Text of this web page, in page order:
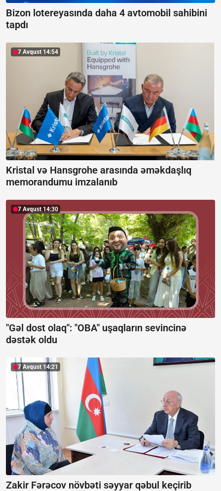
Bizon lotereyasında daha 4 avtomobil sahibini
tapdı
7 Avqust 14:54
Kristal və Hansgrohe arasında əməkdaşlıq
memorandumu imzalanıb
7 Avqust 14:30
"Gəl dost olaq": "OBA" uşaqların sevincinə
dəstək oldu
7 Avqust 14:21
Zakir Fərəcov növbəti səyyar qəbul keçirib